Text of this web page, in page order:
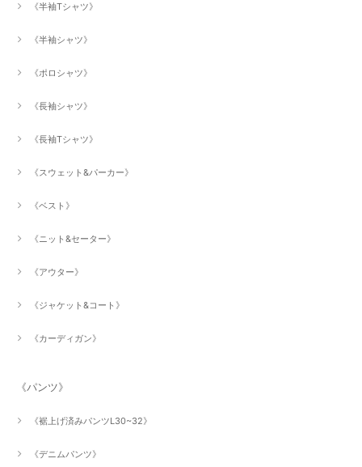
《半袖Tシャツ》
《半袖シャツ》
《ポロシャツ》
《長袖シャツ》
《長袖Tシャツ》
《スウェット&パーカー》
《ベスト》
《ニット&セーター》
《アウター》
《ジャケット&コート》
《カーディガン》
《パンツ》
《裾上げ済みパンツL30~32》
《デニムパンツ》